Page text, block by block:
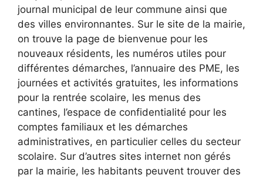
journal municipal de leur commune ainsi que
des villes environnantes. Sur le site de la mairie,
on trouve la page de bienvenue pour les
nouveaux résidents, les numéros utiles pour
différentes démarches, l’annuaire des PME, les
journées et activités gratuites, les informations
pour la rentrée scolaire, les menus des
cantines, l’espace de confidentialité pour les
comptes familiaux et les démarches
administratives, en particulier celles du secteur
scolaire. Sur d’autres sites internet non gérés
par la mairie, les habitants peuvent trouver des